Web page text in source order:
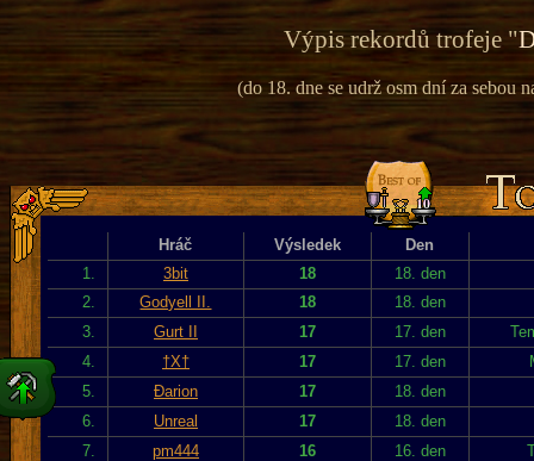
Výpis rekordů trofeje "
(do 18. dne se udrž osm dní za sebou
Hráč Výsledek
Den
1.
3bit 18
18. den
2.
Godyell II. 18
18. den
3.
Gurt II 17 17. den
4.
†X† 17 17. den
5.
Đarion 17
18. den
6.
Unreal 17
18. den
7.
pm444 16 16. den